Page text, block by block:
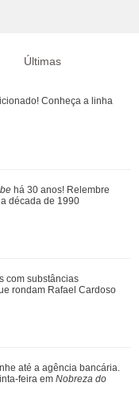
Freeman... Saiba
o Oscar...
estético para definir
sobre decisão de
que já foram
rebat...
Últimas
Conheça a linha
há 30 anos! Relembre
década de 1990
com substâncias
rondam Rafael Cardoso
até a agência bancária.
feira em Nobreza do